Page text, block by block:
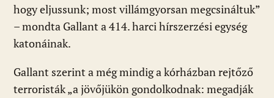
hogy eljussunk; most villámgyorsan megcsináltuk”
– mondta Gallant a 414. harci hírszerzési egység
katonáinak.
Gallant szerint a még mindig a kórházban rejtőző
terroristák „a jövőjükön gondolkodnak: megadják